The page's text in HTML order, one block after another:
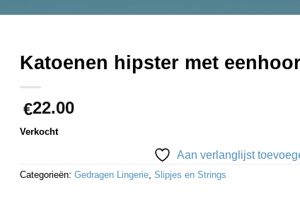
Katoenen hipster met
€22.00
Verkocht
Aan verlanglijst
Categorieën: Gedragen Lingerie, Slipjes en Strings